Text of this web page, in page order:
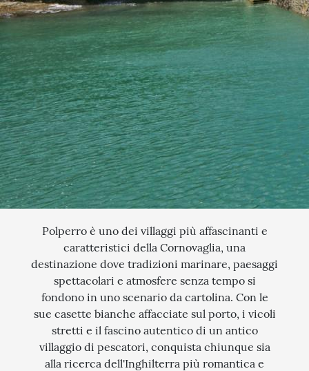
Polperro è uno dei villaggi più affascinanti e
caratteristici della Cornovaglia, una
destinazione dove tradizioni marinare, paesaggi
spettacolari e atmosfere senza tempo si
fondono in uno scenario da cartolina. Con le
sue casette bianche affacciate sul porto, i vicoli
stretti e il fascino autentico di un antico
villaggio di pescatori, conquista chiunque sia
alla ricerca dell'Inghilterra più romantica e
QUANDO VUOI PARTIRE?
SCEGLI LE DATE
AGOSTO
FERRAGOSTO
SETTEMBRE
OTTOBRE
PONTE DI OGNISSANTI
INTERESSI
QUALI SONO I TUOI INTERESSI?
MERCATINI DI NATALE
NOVITA
EXCLUSIVE
SOGGIORNO CON ESCURSIONI
TOUR ESCORTED
TRATTI DI PASSEGGIATA
SCOPERTA
NATURA
I LUOGHI DELLO SPIRITO
STORIA
CITTÀ
CERCA IL TUO VIAGGIO